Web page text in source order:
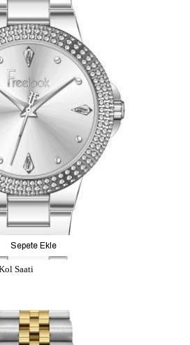
Saati
Sepete Ekle